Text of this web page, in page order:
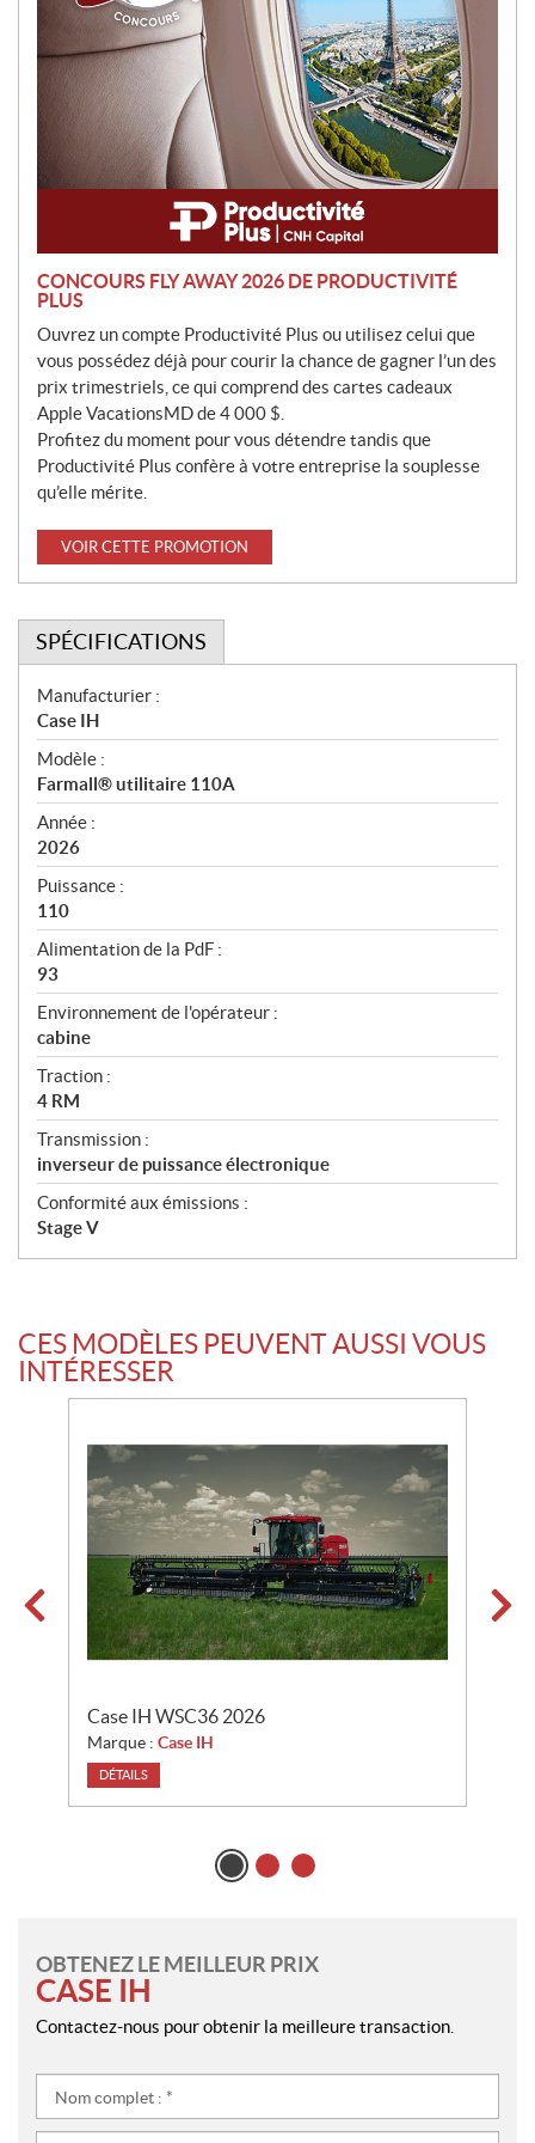
CONCOURS FLY AWAY 2026 DE PRODUCTIVITÉ
PLUS
Ouvrez un compte Productivité Plus ou utilisez celui que
vous possédez déjà pour courir la chance de gagner l’un des
prix trimestriels, ce qui comprend des cartes cadeaux
Apple VacationsMD de 4 000 $.
Profitez du moment pour vous détendre tandis que
Productivité Plus confère à votre entreprise la souplesse
qu’elle mérite.
VOIR CETTE PROMOTION
SPÉCIFICATIONS
S
p
é
c
i
f
i
c
a
t
i
o
n
s
Manufacturier :
Case IH
Modèle :
Farmall® utilitaire 110A
Année :
2026
Puissance :
110
Alimentation de la PdF :
93
Environnement de l'opérateur :
cabine
Traction :
4 RM
Transmission :
inverseur de puissance électronique
Conformité aux émissions :
Stage V
CES MODÈLES PEUVENT AUSSI VOUS
INTÉRESSER
Case IH WSC36 2026
Marque : Case IH
DÉTAILS
OBTENEZ LE MEILLEUR PRIX
CASE IH
Contactez-nous pour obtenir la meilleure transaction.
complet
: